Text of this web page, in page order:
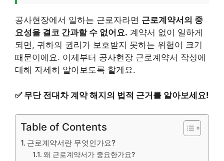
공사현장에서 일하는 근로자라면 근로계약서의 중
요성을 결코 간과할 수 없어요. 계약서 없이 일하게
되면, 귀하의 권리가 보호받지 못하는 위험이 크기
때문이에요. 이제부터 공사현장 근로계약서 작성에
대해 자세히 알아보도록 할게요.
✅ 무단 전대차 계약 해지의 법적 근거를 알아보세요!
Table of Contents
근로계약서란 무엇인가요?
왜 근로계약서가 중요한가요?